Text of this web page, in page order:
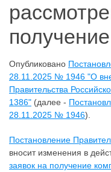
Опубликовано
28.11.2025 № 1946 "О
Правительства
1386" (далее -
28.11.2025 № 1946).
Постановление
вносит изменения в
заявок на получение